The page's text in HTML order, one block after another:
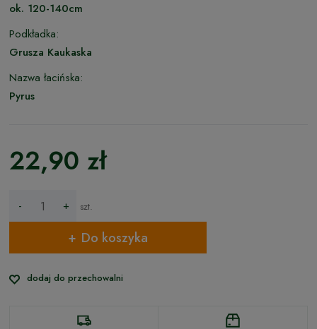
ok. 120-140cm
Podkładka:
Grusza Kaukaska
Nazwa łacińska:
Pyrus
22,90 zł
- + szt.
Do koszyka
dodaj do przechowalni